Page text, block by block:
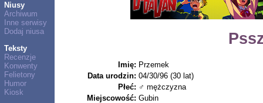
Niusy
Archiwum
Inne serwisy
Dodaj niusa
Teksty
Recenzje
Konwenty
Felietony
Humor
Kiosk
Imię: Przemek
Data urodzin: 04/30/96 (30 lat)
Płeć: ♂ mężczyzna
Miejscowość: Gubin